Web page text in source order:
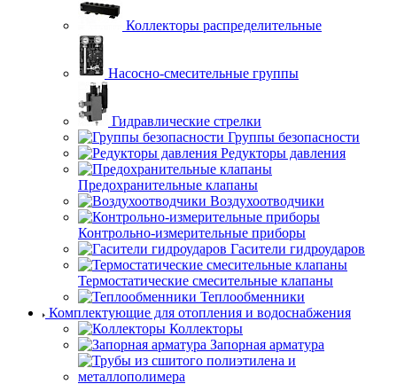
Коллекторы распределительные
Насосно-смесительные группы
Гидравлические стрелки
Группы безопасности
Редукторы давления
Предохранительные клапаны
Воздухоотводчики
Контрольно-измерительные приборы
Гасители гидроударов
Термостатические смесительные клапаны
Теплообменники
Комплектующие для отопления и водоснабжения
Коллекторы
Запорная арматура